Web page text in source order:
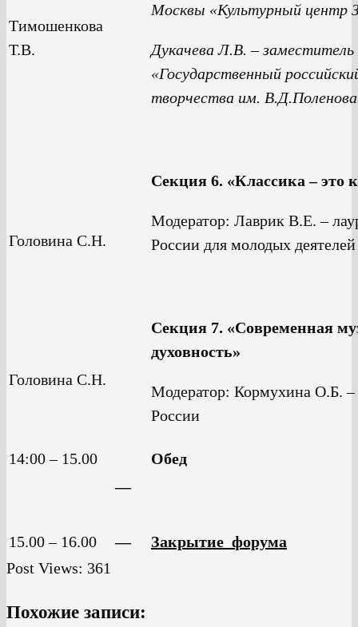
Тимошенкова
Т.В.
Москвы «Культурный центр
Дукачева Л.В. –
«Государственный
творчества им.
Головина С.Н.
Секция 6. «Классика – это
Модератор: Лаврик В.Е. –
России для молодых
Головина С.Н.
Секция 7. «Современная
духовность»
Модератор: Кормухина О.Б. –
России
14:00 – 15.00
—
Обед
15.00 – 16.00 —
Закрытие форума
Post Views: 361
Похожие записи: